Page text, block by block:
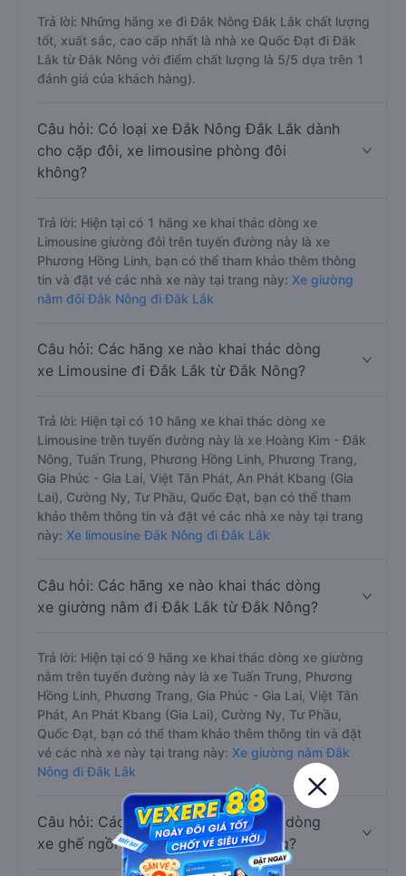
Trả lời: Những hãng xe đi Đắk Nông Đắk Lắk chất lượng
tốt, xuất sắc, cao cấp nhất là nhà xe Quốc Đạt đi Đắk
Lắk từ Đắk Nông với điểm chất lượng là 5/5 dựa trên 1
đánh giá của khách hàng).
Câu hỏi: Có loại xe Đắk Nông Đắk Lắk dành
cho cặp đôi, xe limousine phòng đôi
không?
Trả lời: Hiện tại có 1 hãng xe khai thác dòng xe
Limousine giường đôi trên tuyến đường này là xe
Phương Hồng Linh, bạn có thể tham khảo thêm thông
tin và đặt vé các nhà xe này tại trang này: Xe giường
nằm đôi Đắk Nông đi Đắk Lắk
Câu hỏi: Các hãng xe nào khai thác dòng
xe Limousine đi Đắk Lắk từ Đắk Nông?
Trả lời: Hiện tại có 10 hãng xe khai thác dòng xe
Limousine trên tuyến đường này là xe Hoàng Kim - Đắk
Nông, Tuấn Trung, Phương Hồng Linh, Phương Trang,
Gia Phúc - Gia Lai, Việt Tân Phát, An Phát Kbang (Gia
Lai), Cường Ny, Tư Phầu, Quốc Đạt, bạn có thể tham
khảo thêm thông tin và đặt vé các nhà xe này tại trang
này: Xe limousine Đắk Nông đi Đắk Lắk
Câu hỏi: Các hãng xe nào khai thác dòng
xe giường nằm đi Đắk Lắk từ Đắk Nông?
Trả lời: Hiện tại có 9 hãng xe khai thác dòng xe giường
nằm trên tuyến đường này là xe Tuấn Trung, Phương
Hồng Linh, Phương Trang, Gia Phúc - Gia Lai, Việt Tân
Phát, An Phát Kbang (Gia Lai), Cường Ny, Tư Phầu,
Quốc Đạt, bạn có thể tham khảo thêm thông tin và đặt
vé các nhà xe này tại trang này: Xe giường nằm Đắk
Nông đi Đắk Lắk
Câu hỏi: Các hãng xe nào khai thác dòng
xe ghế ngồi đi Đắk Lắk từ Đắk Nông?